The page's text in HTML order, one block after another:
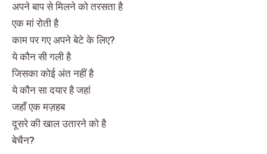
अपने बाप से मिलने को तरसता है
एक मां रोती है
काम पर गए अपने बेटे के लिए?
ये कौन सी गली है
जिसका कोई अंत नहीं है
ये कौन सा दयार है जहां
जहाँ एक मज़हब
दूसरे की खाल उतारने को है
बेचैन?